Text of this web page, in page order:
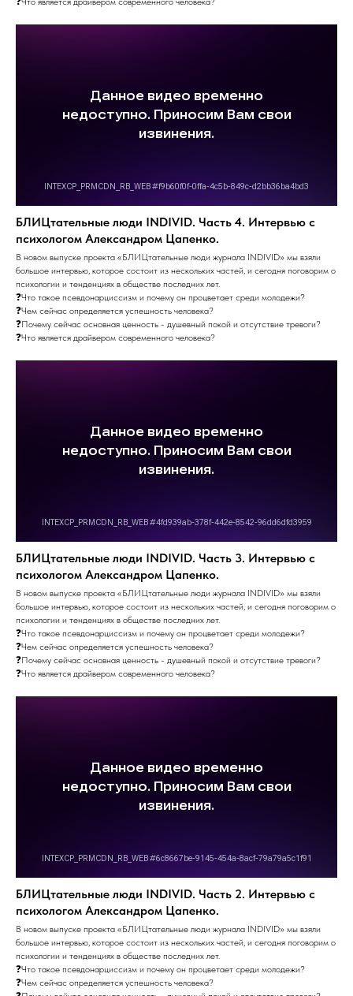
БЛИЦтательные люди INDIVID. Часть 4. Интервью с
психологом Александром Цапенко.
В новом выпуске проекта «БЛИЦтательные люди журнала INDIVID» мы взяли
большое интервью, которое состоит из нескольких частей, и сегодня поговорим о
психологии и тенденциях в обществе последних лет.
❓Что такое псевдонарциссизм и почему он процветает среди молодежи?
❓Чем сейчас определяется успешность человека?
❓Почему сейчас основная ценность - душевный покой и отсутствие тревоги?
❓Что является драйвером современного человека?
БЛИЦтательные люди INDIVID. Часть 3. Интервью с
психологом Александром Цапенко.
В новом выпуске проекта «БЛИЦтательные люди журнала INDIVID» мы взяли
большое интервью, которое состоит из нескольких частей, и сегодня поговорим о
психологии и тенденциях в обществе последних лет.
❓Что такое псевдонарциссизм и почему он процветает среди молодежи?
❓Чем сейчас определяется успешность человека?
❓Почему сейчас основная ценность - душевный покой и отсутствие тревоги?
❓Что является драйвером современного человека?
БЛИЦтательные люди INDIVID. Часть 2. Интервью с
психологом Александром Цапенко.
В новом выпуске проекта «БЛИЦтательные люди журнала INDIVID» мы взяли
большое интервью, которое состоит из нескольких частей, и сегодня поговорим о
психологии и тенденциях в обществе последних лет.
❓Что такое псевдонарциссизм и почему он процветает среди молодежи?
❓Чем сейчас определяется успешность человека?